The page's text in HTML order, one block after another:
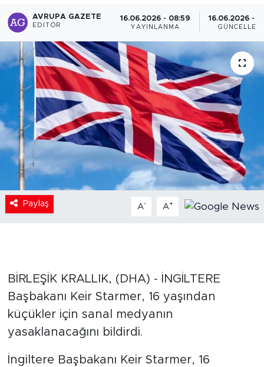
AVRUPA GAZETE
EDITÖR
16.06.2026 - 08:59
YAYINLANMA
16.06.2026 -
Paylaş A- A+
BİRLEŞİK KRALLIK, (DHA) - İNGİLTERE
Başbakanı Keir Starmer, 16 yaşından
küçükler için sanal medyanın
yasaklanacağını bildirdi.
İngiltere Başbakanı Keir Starmer, 16